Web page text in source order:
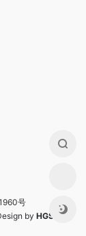
号
by HGS